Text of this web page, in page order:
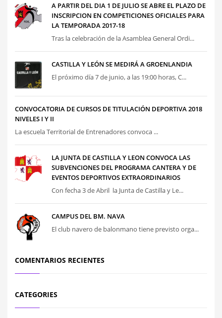
A PARTIR DEL DIA 1 DE JULIO SE ABRE EL PLAZO DE
INSCRIPCION EN COMPETICIONES OFICIALES PARA
LA TEMPORADA 2017-18
Tras la celebración de la Asamblea General Ordi...
CASTILLA Y LEÓN SE MEDIRÁ A GROENLANDIA
El próximo día 7 de junio, a las 19:00 horas, C...
CONVOCATORIA DE CURSOS DE TITULACIÓN DEPORTIVA 2018
NIVELES I Y II
La escuela Territorial de Entrenadores convoca ...
LA JUNTA DE CASTILLA Y LEON CONVOCA LAS
SUBVENCIONES DEL PROGRAMA CANTERA Y DE
EVENTOS DEPORTIVOS EXTRAORDINARIOS
Con fecha 3 de Abril la Junta de Castilla y Le...
CAMPUS DEL BM. NAVA
El club navero de balonmano tiene previsto orga...
COMENTARIOS RECIENTES
CATEGORIES